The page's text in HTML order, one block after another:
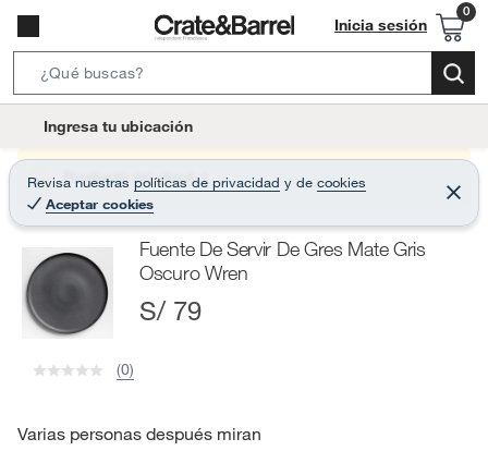
Inicia sesión
e
r
c
B
t
n
Ingresa tu ubicación
Revisa nuestras políticas de privacidad y de cookies
Aceptar cookies
C
e
r
Producto sin stock :(
Fuente De Servir De Gres Mate Gris
Oscuro Wren
S/ 79
(0)
Varias personas después miran